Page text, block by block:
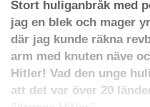
Stort huliganbråk med
jag en blek och mager
där jag kunde räkna
arm med knuten näve
Hitler! Vad den unge
att det var över 20